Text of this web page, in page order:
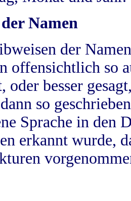
Namen
der
offensichtlich so
oder besser
so
Sprache in
erkannt wurde,